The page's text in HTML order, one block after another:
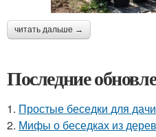
читать дальше →
Последние
1. Простые беседки для
2. Мифы о беседках из